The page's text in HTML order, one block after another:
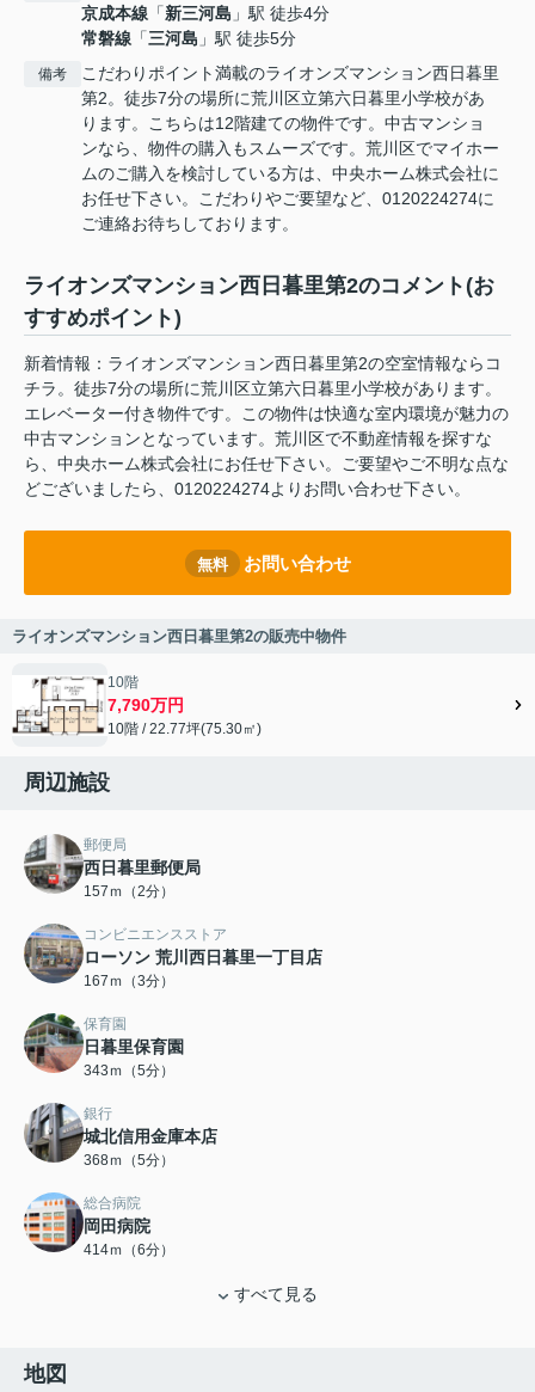
京成本線 「新三河島 」駅 徒歩4分
常磐線 「三河島 」駅 徒歩5分
備考
こだわりポイント満載のライオンズマンション西日暮里
第2。徒歩7分の場所に荒川区立第六日暮里小学校があ
ります。こちらは12階建ての物件です。中古マンショ
ンなら、物件の購入もスムーズです。荒川区でマイホー
ムのご購入を検討している方は、中央ホーム株式会社に
お任せ下さい。こだわりやご要望など、0120224274に
ご連絡お待ちしております。
ライオンズマンション西日暮里第2のコメント(お
すすめポイント)
新着情報：ライオンズマンション西日暮里第2の空室情報ならコ
チラ。徒歩7分の場所に荒川区立第六日暮里小学校があります。
エレベーター付き物件です。この物件は快適な室内環境が魅力の
中古マンションとなっています。荒川区で不動産情報を探すな
ら、中央ホーム株式会社にお任せ下さい。ご要望やご不明な点な
どございましたら、0120224274よりお問い合わせ下さい。
無料 お問い合わせ
ライオンズマンション西日暮里第2の販売中物件
10階
7,790万円
10階 / 22.77坪(75.30㎡)
周辺施設
郵便局
西日暮里郵便局
157ｍ（2分）
コンビニエンスストア
ローソン 荒川西日暮里一丁目店
167ｍ（3分）
保育園
日暮里保育園
343ｍ（5分）
銀行
城北信用金庫本店
368ｍ（5分）
総合病院
岡田病院
414ｍ（6分）
すべて見る
地図